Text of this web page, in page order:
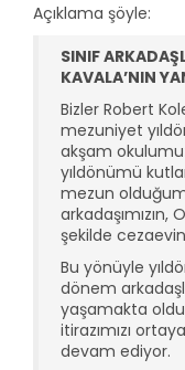
Açıklama şöyle:
SINIF
KAVALA’NIN
Bizler Robert
mezuniyet
akşam
yıldönümü
mezun
arkadaşımızın,
şekilde
Bu yönüyle
dönem
yaşamakta
itirazımızı
devam ediyor.